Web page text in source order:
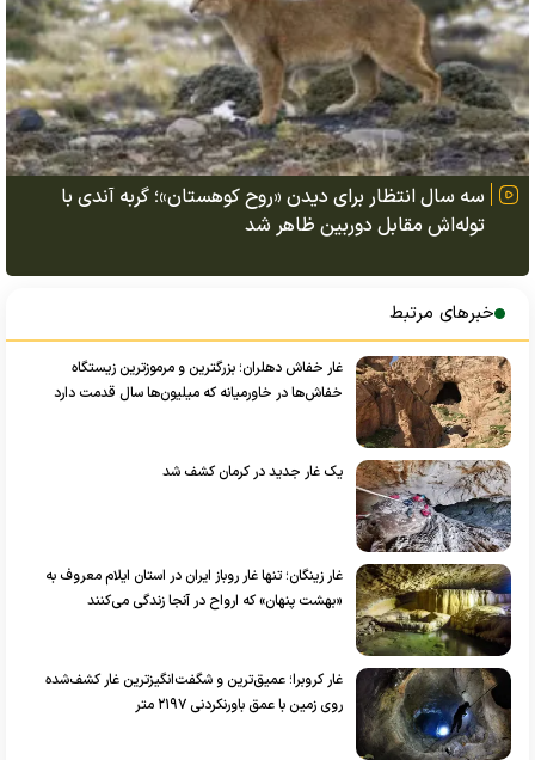
سه سال انتظار برای دیدن «روح کوهستان»؛ گربه آندی با
توله‌اش مقابل دوربین ظاهر شد
خبرهای مرتبط
غار خفاش دهلران؛ بزرگترین و مرموزترین زیستگاه
خفاش‌ها در خاورمیانه که میلیون‌ها سال قدمت دارد
یک غار جدید در کرمان کشف شد
غار زینگان؛ تنها غار روباز ایران در استان ایلام معروف به
«بهشت پنهان» که ارواح در آنجا زندگی می‌کنند
غار کروبرا؛ عمیق‌ترین و شگفت‌انگیزترین غار کشف‌شده
روی زمین با عمق باورنکردنی ۲۱۹۷ متر